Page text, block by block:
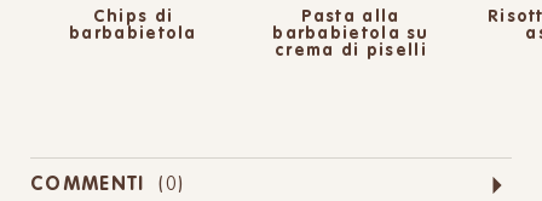
Chips di
barbabietola
Pasta alla
barbabietola su
crema di piselli
COMMENTI (0)